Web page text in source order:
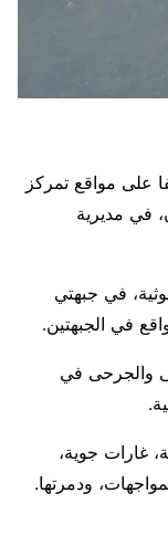
على مواقع تمركز
في مديرية
في جبهتي
في الجبهتين.
والجرحى في
غارات جوية،
ودمرتها.